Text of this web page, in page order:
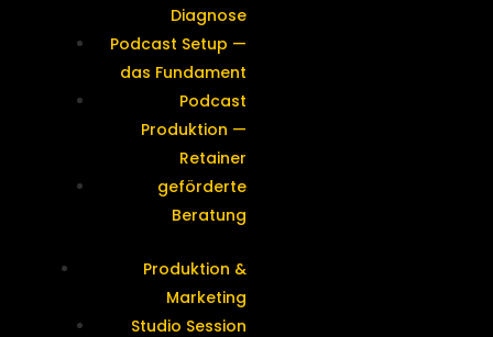
Diagnose
Podcast Setup —
das Fundament
Podcast
Produktion —
Retainer
geförderte
Beratung
Produktion &
Marketing
Studio Session